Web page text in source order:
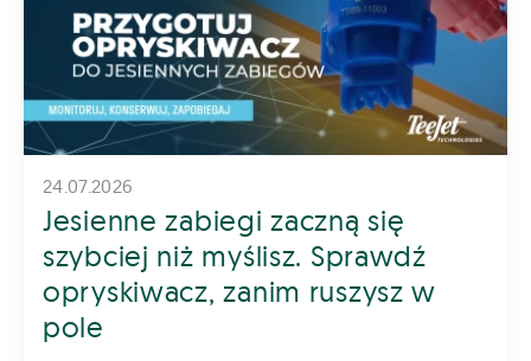
24.07.2026
Jesienne zabiegi zaczną się
szybciej niż myślisz. Sprawdź
opryskiwacz, zanim ruszysz w
pole